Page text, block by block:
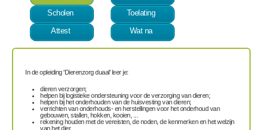
Scholen
Toelating
Attest
Wat na
In de opleiding 'Dierenzorg duaal' leer je:
dieren verzorgen;
helpen bij logistieke ondersteuning voor de verzorging van dieren;
helpen bij het onderhouden van de huisvesting van dieren;
verrichten van onderhouds- en herstellingen voor het onderhoud van
gebouwen, stallen, hokken, kooien, ...
rekening houden met de vereisten, de noden, de kenmerken en het welzijn
van het dier.